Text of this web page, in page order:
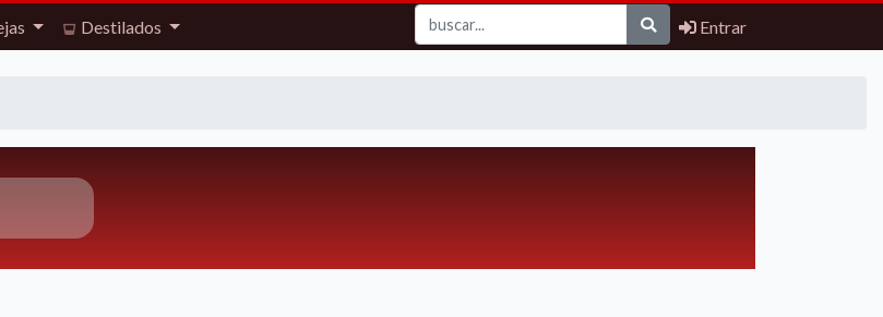
Destilados Entrar